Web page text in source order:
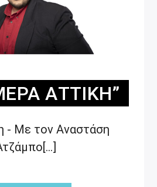
ΑΤΤΙΚΉ”
- Με τον Αναστάση